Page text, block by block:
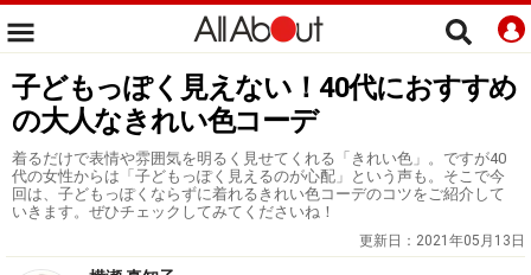
子どもっぽく見えない！40代におすすめ
の大人なきれい色コーデ
着るだけで表情や雰囲気を明るく見せてくれる「きれい色」。ですが40
代の女性からは「子どもっぽく見えるのが心配」という声も。そこで今
回は、子どもっぽくならずに着れるきれい色コーデのコツをご紹介して
いきます。ぜひチェックしてみてくださいね！
更新日： 2021年05月13日